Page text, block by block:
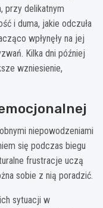
przy delikatnym
i duma, jakie odczuła
wpłynęły na jej
Kilka dni później
wzniesienie,
niepowodzeniami
się podczas biegu
frustracje uczą
sobie z nią poradzić.
sytuacji w